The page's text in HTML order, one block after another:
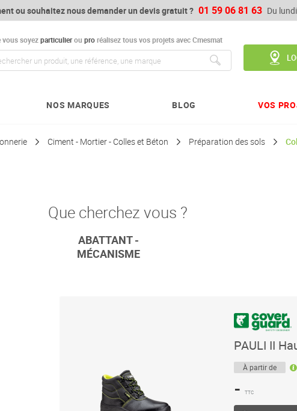
ou souhaitez nous demander un devis gratuit ? 01 59 06 81 63 Du
vous soyezparticulierou proréalisez tous vos projets avec Cmesmat
NOS MARQUES BLOG VOS
Ciment - Mortier - Colles et Béton Préparation des sols
Que cherchez vous ?
ABATTANT -
MÉCANISME
PAULI II
À partir de
- TTC